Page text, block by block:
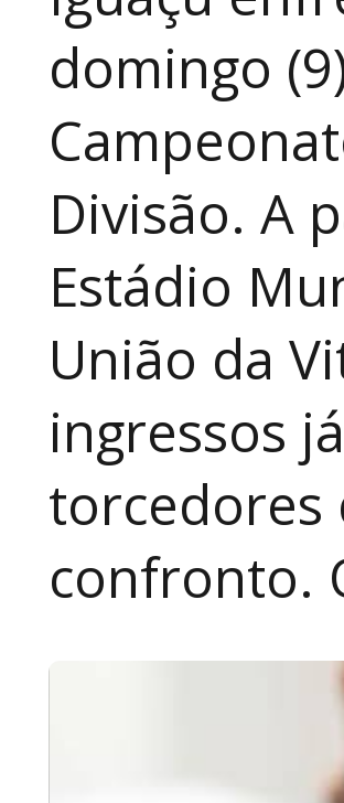
domingo
Divisão. A
Estádio
União da
ingressos
torcedores
confronto.